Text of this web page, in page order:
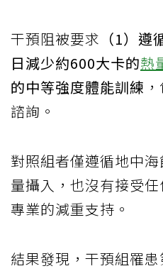
干預阻被要求 （1）遵
日減少約600大卡的熱
的中等強度體能訓練
諮詢。
對照組者僅遵循地中
量攝入，也沒有接受
專業的減重支持。
結果發現，干預組罹